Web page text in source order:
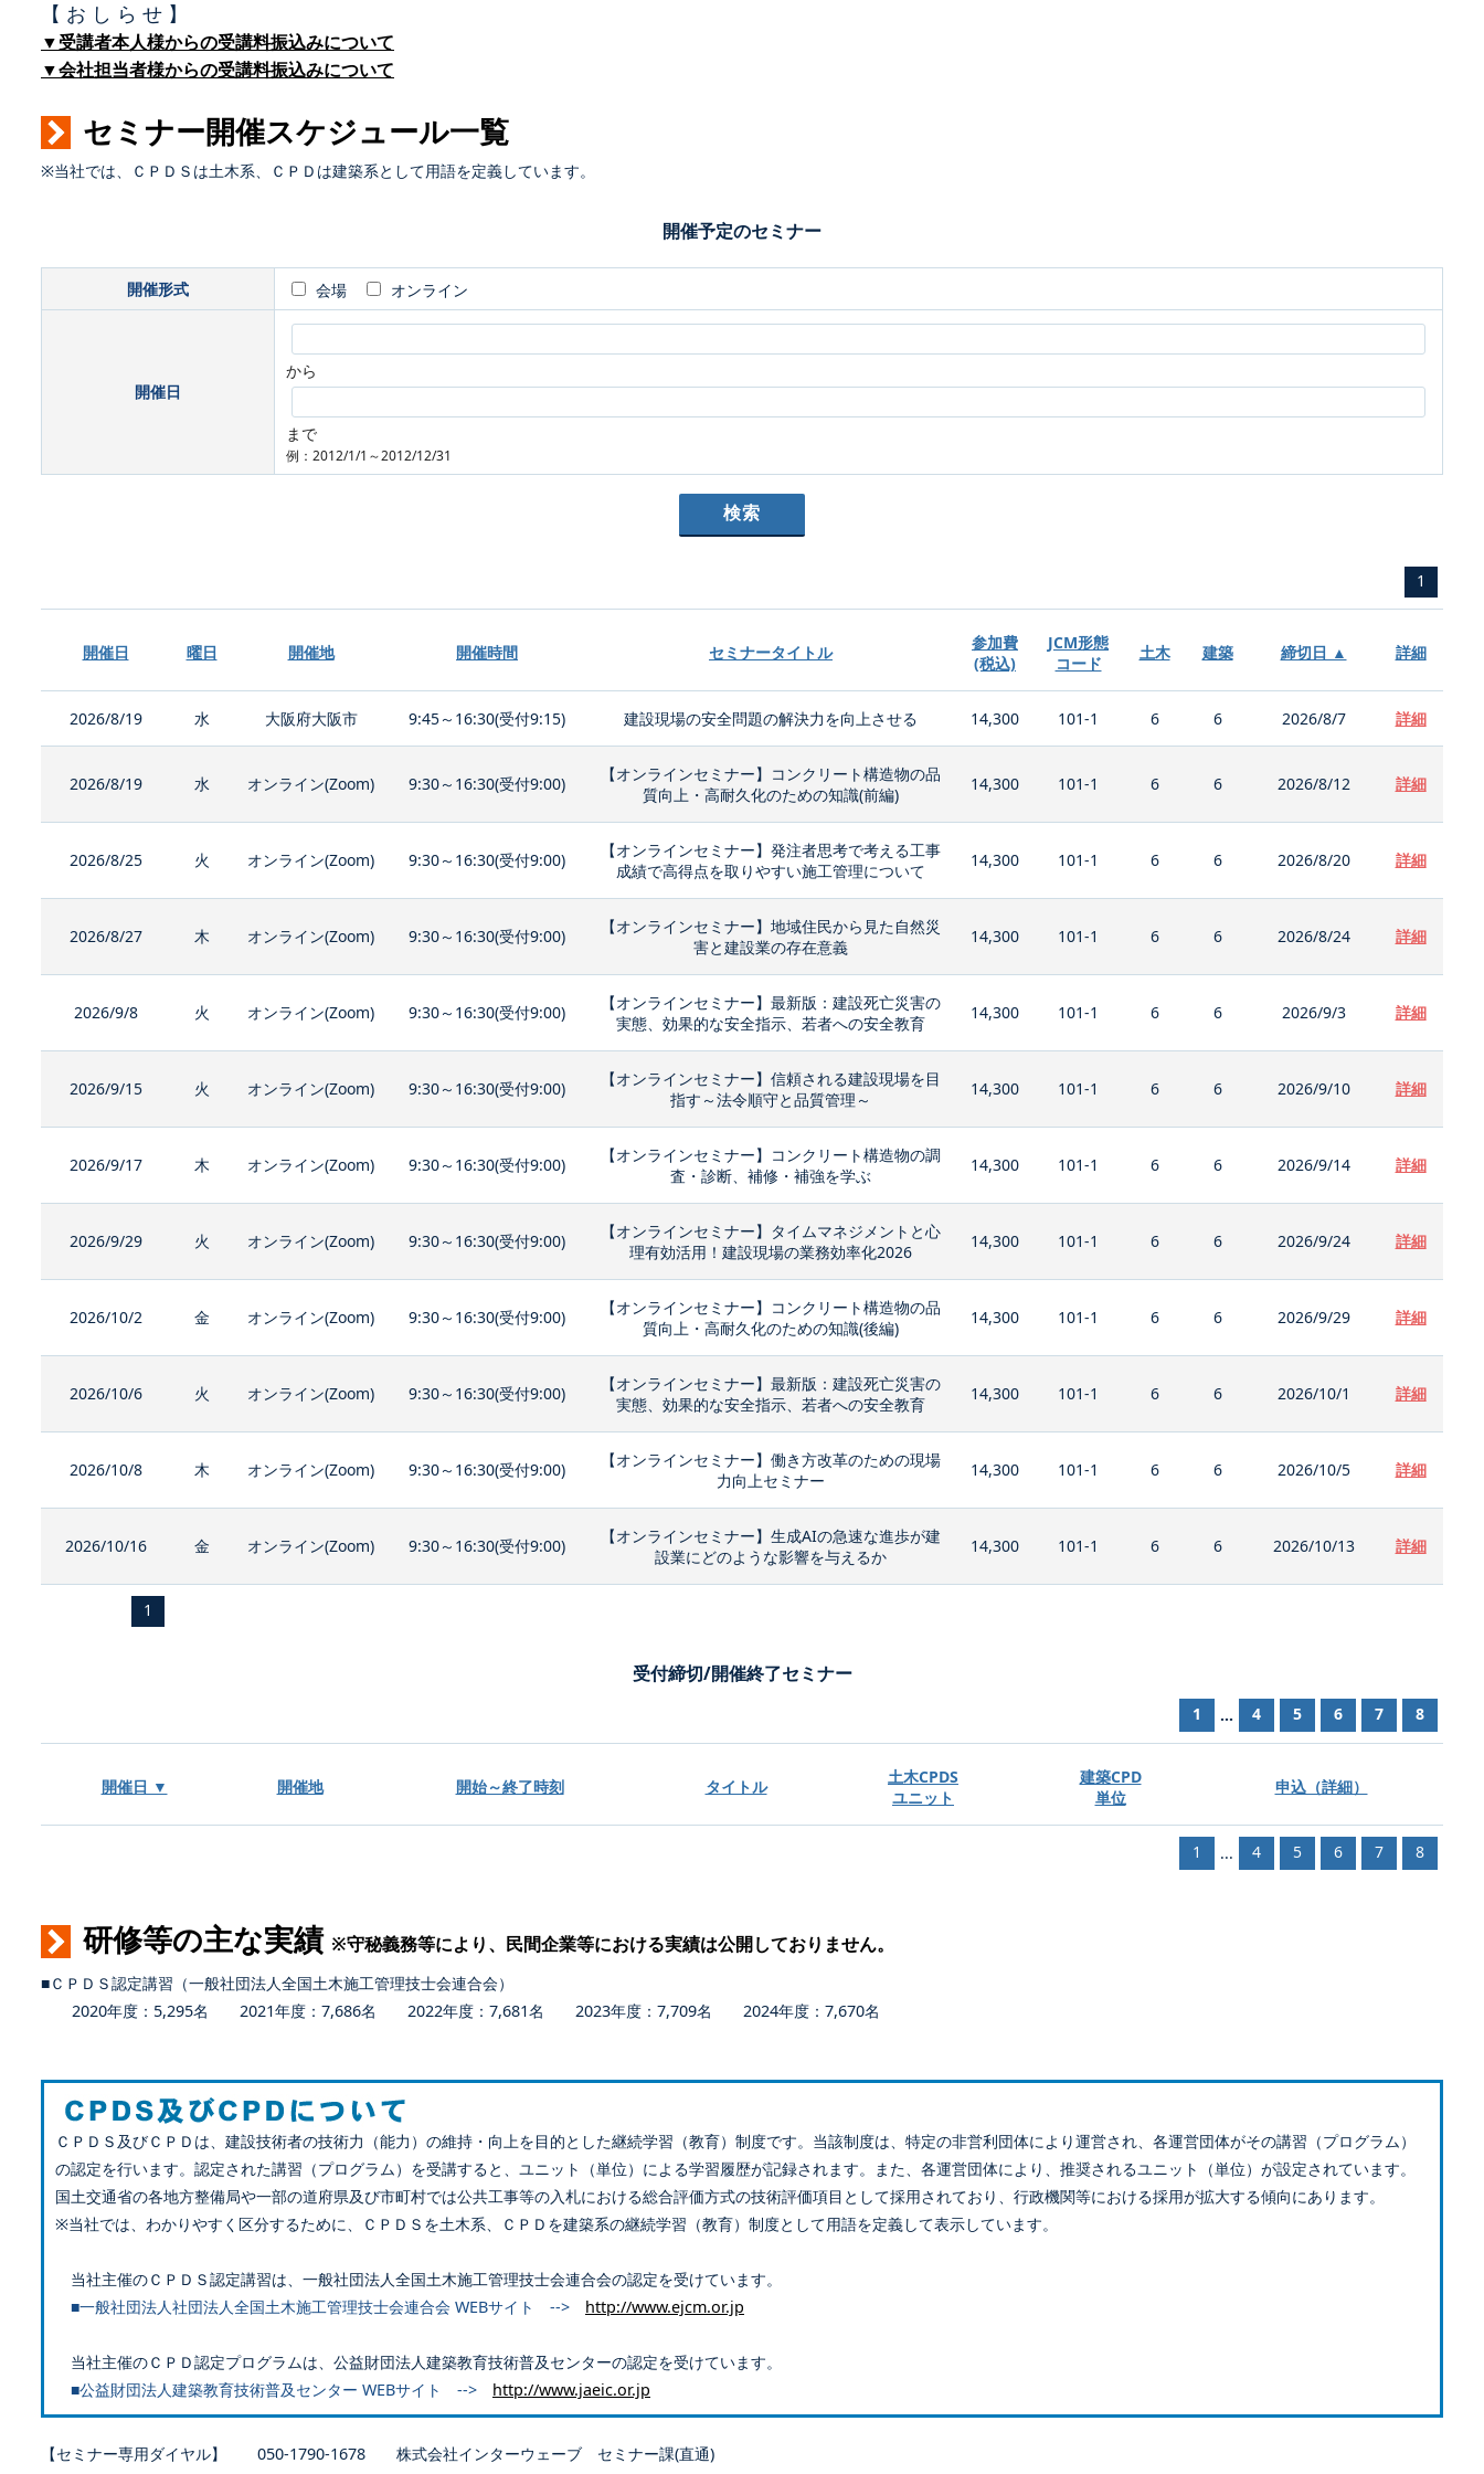
【 お し ら せ 】
▼受講者本人様からの受講料振込みについて
▼会社担当者様からの受講料振込みについて
セミナー開催スケジュール一覧
※当社では、ＣＰＤＳは土木系、ＣＰＤは建築系として用語を定義しています。
開催予定のセミナー
開催形式 会場 オンライン
開催日
から
まで
例：2012/1/1～2012/12/31
1
開催日 曜日 開催地 開催時間 セミナータイトル
参加費
(税込)
JCM形態
コード
土木 建築 締切日 ▲ 詳細
2026/8/19 水 大阪府大阪市 9:45～16:30(受付9:15) 建設現場の安全問題の解決力を向上させる 14,300 101-1 6 6 2026/8/7 詳細
2026/8/19 水 オンライン(Zoom) 9:30～16:30(受付9:00)
【オンラインセミナー】コンクリート構造物の品
質向上・高耐久化のための知識(前編)
14,300 101-1 6 6 2026/8/12 詳細
2026/8/25 火 オンライン(Zoom) 9:30～16:30(受付9:00)
【オンラインセミナー】発注者思考で考える工事
成績で高得点を取りやすい施工管理について
14,300 101-1 6 6 2026/8/20 詳細
2026/8/27 木 オンライン(Zoom) 9:30～16:30(受付9:00)
【オンラインセミナー】地域住民から見た自然災
害と建設業の存在意義
14,300 101-1 6 6 2026/8/24 詳細
2026/9/8 火 オンライン(Zoom) 9:30～16:30(受付9:00)
【オンラインセミナー】最新版：建設死亡災害の
実態、効果的な安全指示、若者への安全教育
14,300 101-1 6 6 2026/9/3 詳細
2026/9/15 火 オンライン(Zoom) 9:30～16:30(受付9:00)
【オンラインセミナー】信頼される建設現場を目
指す～法令順守と品質管理～
14,300 101-1 6 6 2026/9/10 詳細
2026/9/17 木 オンライン(Zoom) 9:30～16:30(受付9:00)
【オンラインセミナー】コンクリート構造物の調
査・診断、補修・補強を学ぶ
14,300 101-1 6 6 2026/9/14 詳細
2026/9/29 火 オンライン(Zoom) 9:30～16:30(受付9:00)
【オンラインセミナー】タイムマネジメントと心
理有効活用！建設現場の業務効率化2026
14,300 101-1 6 6 2026/9/24 詳細
2026/10/2 金 オンライン(Zoom) 9:30～16:30(受付9:00)
【オンラインセミナー】コンクリート構造物の品
質向上・高耐久化のための知識(後編)
14,300 101-1 6 6 2026/9/29 詳細
2026/10/6 火 オンライン(Zoom) 9:30～16:30(受付9:00)
【オンラインセミナー】最新版：建設死亡災害の
実態、効果的な安全指示、若者への安全教育
14,300 101-1 6 6 2026/10/1 詳細
2026/10/8 木 オンライン(Zoom) 9:30～16:30(受付9:00)
【オンラインセミナー】働き方改革のための現場
力向上セミナー
14,300 101-1 6 6 2026/10/5 詳細
2026/10/16 金 オンライン(Zoom) 9:30～16:30(受付9:00)
【オンラインセミナー】生成AIの急速な進歩が建
設業にどのような影響を与えるか
14,300 101-1 6 6 2026/10/13 詳細
1
受付締切/開催終了セミナー
1 ... 4 5 6 7 8
開催日 ▼ 開催地 開始～終了時刻 タイトル
土木CPDS
ユニット
建築CPD
単位
申込（詳細）
1 ... 4 5 6 7 8
研修等の主な実績 ※守秘義務等により、民間企業等における実績は公開しておりません。
■ＣＰＤＳ認定講習（一般社団法人全国土木施工管理技士会連合会）
2020年度：5,295名 2021年度：7,686名 2022年度：7,681名 2023年度：7,709名 2024年度：7,670名
ＣＰＤＳ及びＣＰＤは、建設技術者の技術力（能力）の維持・向上を目的とした継続学習（教育）制度です。当該制度は、特定の非営利団体により運営され、各運営団体がその講習（プログラム）
の認定を行います。認定された講習（プログラム）を受講すると、ユニット（単位）による学習履歴が記録されます。また、各運営団体により、推奨されるユニット（単位）が設定されています。
国土交通省の各地方整備局や一部の道府県及び市町村では公共工事等の入札における総合評価方式の技術評価項目として採用されており、行政機関等における採用が拡大する傾向にあります。
※当社では、わかりやすく区分するために、ＣＰＤＳを土木系、ＣＰＤを建築系の継続学習（教育）制度として用語を定義して表示しています。
当社主催のＣＰＤＳ認定講習は、一般社団法人全国土木施工管理技士会連合会の認定を受けています。
■一般社団法人社団法人全国土木施工管理技士会連合会 WEBサイト --> http://www.ejcm.or.jp
当社主催のＣＰＤ認定プログラムは、公益財団法人建築教育技術普及センターの認定を受けています。
■公益財団法人建築教育技術普及センター WEBサイト --> http://www.jaeic.or.jp
【セミナー専用ダイヤル】 050-1790-1678 株式会社インターウェーブ セミナー課(直通)